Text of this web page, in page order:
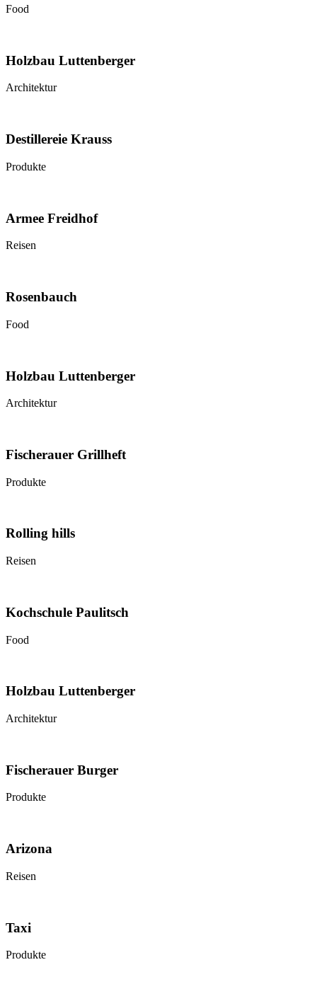
Food
Holzbau Luttenberger
Architektur
Destillereie Krauss
Produkte
Armee Freidhof
Reisen
Rosenbauch
Food
Holzbau Luttenberger
Architektur
Fischerauer Grillheft
Produkte
Rolling hills
Reisen
Kochschule Paulitsch
Food
Holzbau Luttenberger
Architektur
Fischerauer Burger
Produkte
Arizona
Reisen
Taxi
Produkte